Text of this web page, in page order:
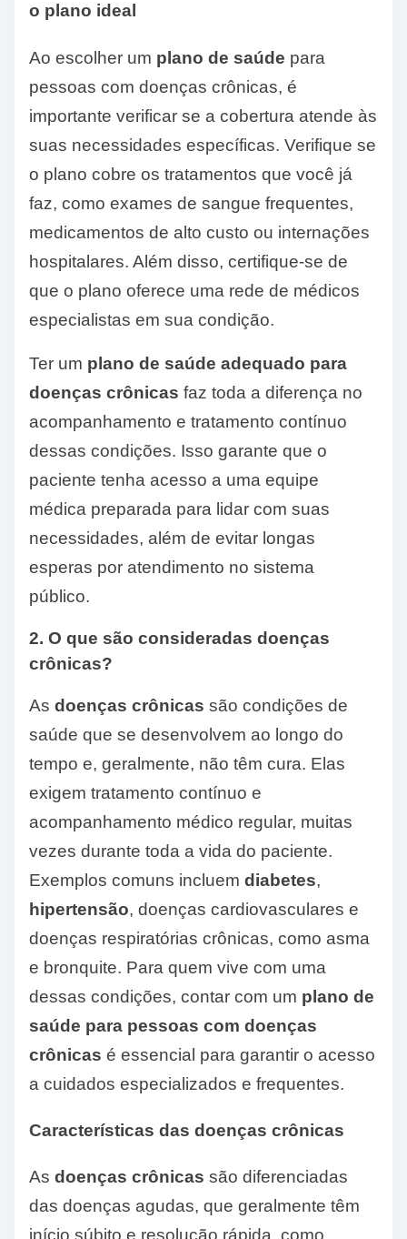
o plano ideal
Ao escolher um plano de saúde para
pessoas com doenças crônicas, é
importante verificar se a cobertura atende às
suas necessidades específicas. Verifique se
o plano cobre os tratamentos que você já
faz, como exames de sangue frequentes,
medicamentos de alto custo ou internações
hospitalares. Além disso, certifique-se de
que o plano oferece uma rede de médicos
especialistas em sua condição.
Ter um plano de saúde adequado para
doenças crônicas faz toda a diferença no
acompanhamento e tratamento contínuo
dessas condições. Isso garante que o
paciente tenha acesso a uma equipe
médica preparada para lidar com suas
necessidades, além de evitar longas
esperas por atendimento no sistema
público.
2. O que são consideradas doenças
crônicas?
As doenças crônicas são condições de
saúde que se desenvolvem ao longo do
tempo e, geralmente, não têm cura. Elas
exigem tratamento contínuo e
acompanhamento médico regular, muitas
vezes durante toda a vida do paciente.
Exemplos comuns incluem diabetes,
hipertensão, doenças cardiovasculares e
doenças respiratórias crônicas, como asma
e bronquite. Para quem vive com uma
dessas condições, contar com um plano de
saúde para pessoas com doenças
crônicas é essencial para garantir o acesso
a cuidados especializados e frequentes.
Características das doenças crônicas
As doenças crônicas são diferenciadas
das doenças agudas, que geralmente têm
início súbito e resolução rápida, como